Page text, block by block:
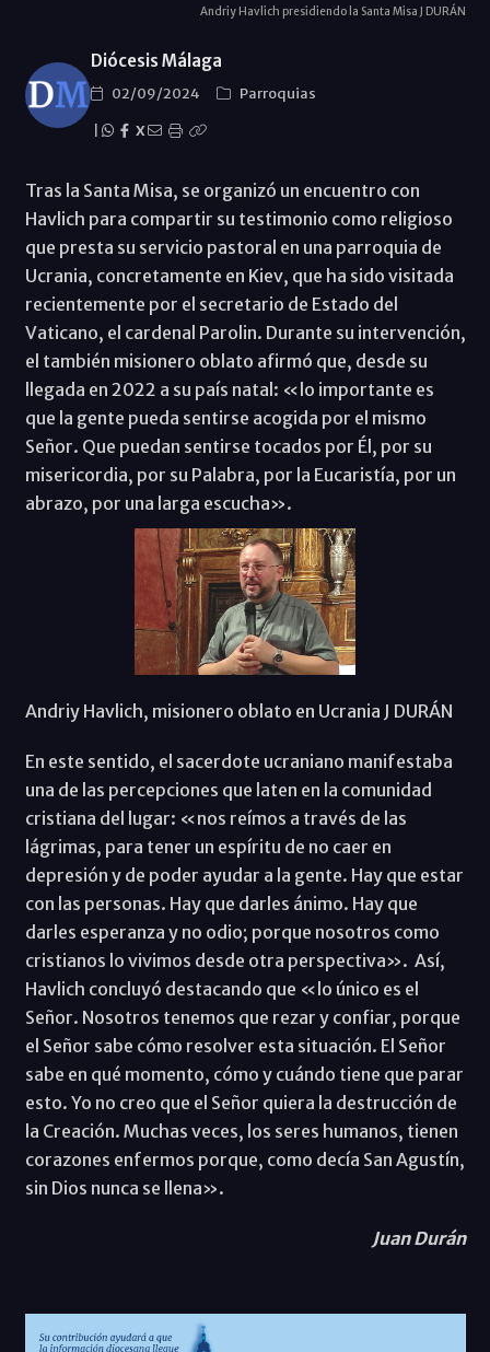
Andriy Havlich presidiendo la Santa Misa J DURÁN
Diócesis Málaga
02/09/2024
Parroquias
X
Tras la Santa Misa, se organizó un encuentro con
Havlich para compartir su testimonio como religioso
que presta su servicio pastoral en una parroquia de
Ucrania, concretamente en Kiev, que ha sido visitada
recientemente por el secretario de Estado del
Vaticano, el cardenal Parolin. Durante su intervención,
el también misionero oblato afirmó que, desde su
llegada en 2022 a su país natal: «lo importante es
que la gente pueda sentirse acogida por el mismo
Señor. Que puedan sentirse tocados por Él, por su
misericordia, por su Palabra, por la Eucaristía, por un
abrazo, por una larga escucha».
Andriy Havlich, misionero oblato en Ucrania J DURÁN
En este sentido, el sacerdote ucraniano manifestaba
una de las percepciones que laten en la comunidad
cristiana del lugar: «nos reímos a través de las
lágrimas, para tener un espíritu de no caer en
depresión y de poder ayudar a la gente. Hay que estar
con las personas. Hay que darles ánimo. Hay que
darles esperanza y no odio; porque nosotros como
cristianos lo vivimos desde otra perspectiva». Así,
Havlich concluyó destacando que «lo único es el
Señor. Nosotros tenemos que rezar y confiar, porque
el Señor sabe cómo resolver esta situación. El Señor
sabe en qué momento, cómo y cuándo tiene que parar
esto. Yo no creo que el Señor quiera la destrucción de
la Creación. Muchas veces, los seres humanos, tienen
corazones enfermos porque, como decía San Agustín,
sin Dios nunca se llena».
Juan Durán